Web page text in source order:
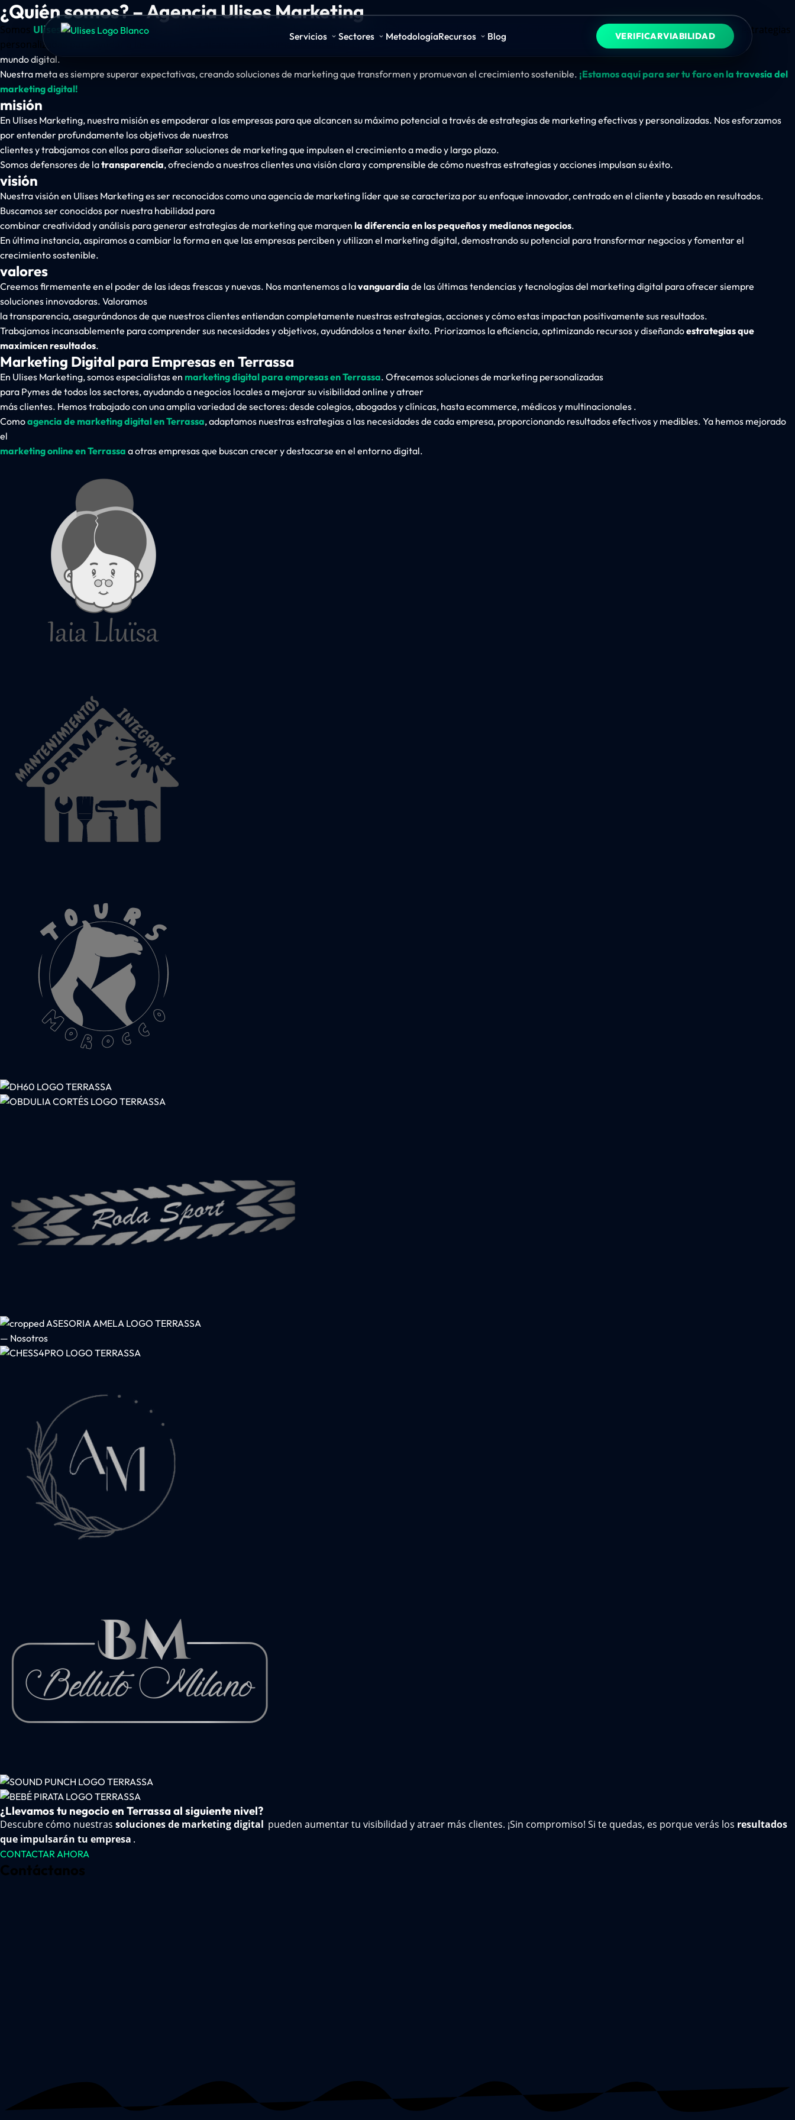
VERIFICARVIABILIDAD
Servicios Sectores MetodologíaRecursos Blog
¿Quién somos? – Agencia Ulises Marketing
Somos Ulises Marketing, una agencia de marketing digital llena de energía y pasión por hacer crecer los negocios. Combinamos la innovación y la transparencia con estrategias
personalizadas para ayudar a las empresas a alcanzar su máximo potencial en el
mundo digital.
Nuestra meta es siempre superar expectativas, creando soluciones de marketing que transformen y promuevan el crecimiento sostenible. ¡Estamos aquí para ser tu faro en la travesía del
marketing digital!
misión
En Ulises Marketing, nuestra misión es empoderar a las empresas para que alcancen su máximo potencial a través de estrategias de marketing efectivas y personalizadas. Nos esforzamos
por entender profundamente los objetivos de nuestros
clientes y trabajamos con ellos para diseñar soluciones de marketing que impulsen el crecimiento a medio y largo plazo.
Somos defensores de latransparencia, ofreciendo a nuestros clientes una visión clara y comprensible de cómo nuestras estrategias y acciones impulsan su éxito.
visión
Nuestra visión en Ulises Marketing es ser reconocidos como una agencia de marketing líder que se caracteriza por su enfoque innovador, centrado en el cliente y basado en resultados.
Buscamos ser conocidos por nuestra habilidad para
combinar creatividad y análisis para generar estrategias de marketing que marquen la diferencia en los pequeños y medianos negocios.
En última instancia, aspiramos a cambiar la forma en que las empresas perciben y utilizan el marketing digital, demostrando su potencial para transformar negocios y fomentar el
crecimiento sostenible.
valores
Creemos firmemente en el poder de las ideas frescas y nuevas. Nos mantenemos a lavanguardia de las últimas tendencias y tecnologías del marketing digital para ofrecer siempre
soluciones innovadoras. Valoramos
la transparencia, asegurándonos de que nuestros clientes entiendan completamente nuestras estrategias, acciones y cómo estas impactan positivamente sus resultados.
Trabajamos incansablemente para comprender sus necesidades y objetivos, ayudándolos a tener éxito. Priorizamos la eficiencia, optimizando recursos y diseñandoestrategias que
maximicen resultados.
Marketing Digital para Empresas en Terrassa
En Ulises Marketing, somos especialistas en marketing digital para empresas en Terrassa. Ofrecemos soluciones de marketing personalizadas
para Pymes de todos los sectores, ayudando a negocios localesa mejorar suvisibilidad online y atraer
más clientes. Hemos trabajado con una amplia variedad de sectores: desde colegios,abogadosyclínicas, hastaecommerce, médicosy multinacionales .
Comoagencia de marketing digital en Terrassa, adaptamos nuestras estrategias a las necesidades de cada empresa, proporcionando resultados efectivos y medibles. Ya hemos mejorado
el
marketing online en Terrassa a otras empresas que buscan crecer y destacarse en el entorno digital.
¿Llevamos tu negocio en Terrassa al siguiente nivel?
Descubre cómo nuestras soluciones de marketing digital pueden aumentar tu visibilidad y atraer más clientes. ¡Sin compromiso! Si te quedas, es porque verás los resultados
que impulsarán tu empresa .
CONTACTAR AHORA
Contáctanos